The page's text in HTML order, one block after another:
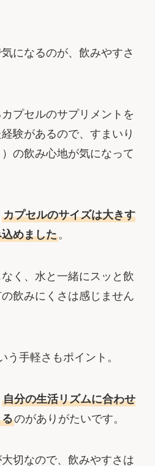
になるのが、飲みやすさ
プセルのサプリメントを
験があるので、すまいり
の飲み心地が気になって
カプセルのサイズは大きす
めました。
く、水と一緒にスッと飲
飲みにくさは感じません
う手軽さもポイント。
自分の生活リズムに合わせ
のがありがたいです。
切なので、飲みやすさは